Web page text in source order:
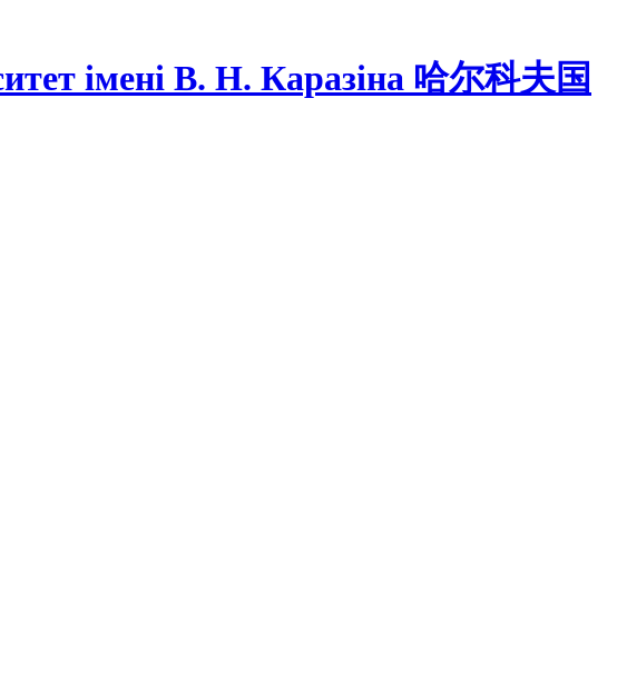
імені В. Н. Каразіна 哈尔科夫国